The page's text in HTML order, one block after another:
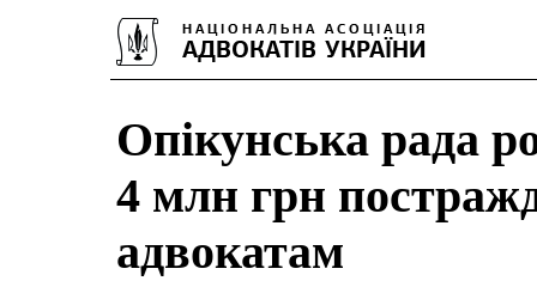
Опікунська рада
4 млн грн
адвокатам